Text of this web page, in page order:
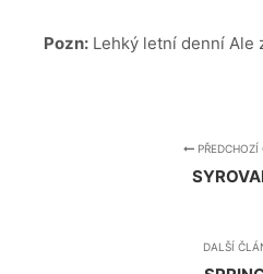
Pozn: Lehký letní denní Ale
PŘEDCHOZÍ
DALŠÍ